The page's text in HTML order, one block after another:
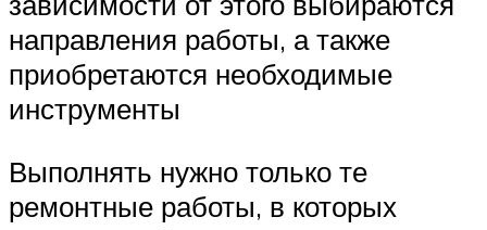
направления работы, а также
приобретаются необходимые
инструменты
Выполнять нужно только те
ремонтные работы, в которых